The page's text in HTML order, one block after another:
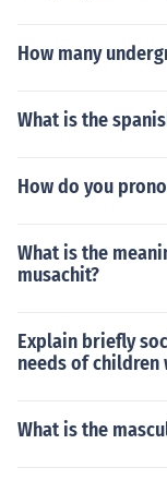
How many
What is the
How do you
What is the
musachit?
Explain briefly
needs of children
What is the